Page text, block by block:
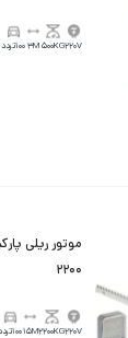
220V
500KG
3M100تردد
2200
220V
2200KG
15M100تردد